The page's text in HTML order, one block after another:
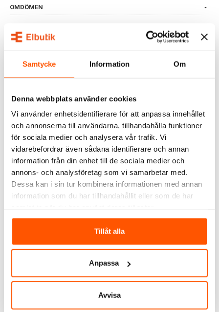
Samtycke Information Om
Denna webbplats använder cookies
Vi använder enhetsidentifierare för att anpassa innehållet
och annonserna till användarna, tillhandahålla funktioner
för sociala medier och analysera vår trafik. Vi
vidarebefordrar även sådana identifierare och annan
information från din enhet till de sociala medier och
annons- och analysföretag som vi samarbetar med.
Dessa kan i sin tur kombinera informationen med annan
information som du har tillhandahållit eller som de har
Tillåt alla
Anpassa
Avvisa
OMDÖMEN
KAMPANJ
5,2W E27 2700K
Namron
15,00 kr
39,00 kr -62%
I webblager: 23 st
Philips LED Päronlampa
T25 3,2W (25W) E14
PHILIPS
59,00 kr
I webblager: 3 st
ANDRA KUNDER KÖPTE ÄVEN